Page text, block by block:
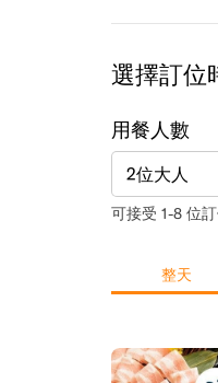
選擇訂位
用餐人數
可接受 1-8 位
整天